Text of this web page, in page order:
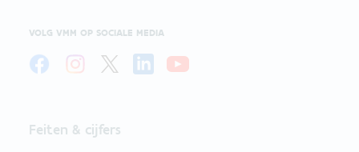
VOLG VMM OP SOCIALE MEDIA
Feiten & cijfers